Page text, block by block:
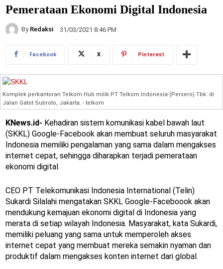
Pemerataan Ekonomi Digital Indonesia
By Redaksi 31/03/2021 8:46 PM
Facebook X Pinterest
Komplek perkantoran Telkom Hub milik PT Telkom Indonesia (Persero) Tbk. di
Jalan Gatot Subroto, Jakarta. - telkom
KNews.id- Kehadiran sistem komunikasi kabel bawah laut
(SKKL) Google-Facebook akan membuat seluruh masyarakat
Indonesia memiliki pengalaman yang sama dalam mengakses
internet cepat, sehingga diharapkan terjadi pemerataan
ekonomi digital.
CEO PT Telekomunikasi Indonesia International (Telin)
Sukardi Silalahi mengatakan SKKL Google-Faceboook akan
mendukung kemajuan ekonomi digital di Indonesia yang
merata di setiap wilayah Indonesia. Masyarakat, kata Sukardi,
memiliki peluang yang sama untuk memperoleh akses
internet cepat yang membuat mereka semakin nyaman dan
produktif dalam mengakses konten internet dari global.